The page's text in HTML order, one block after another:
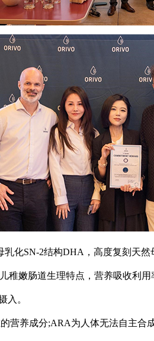
化SN-2结构DHA，高度复刻天
稚嫩肠道生理特点，营养吸收利
入。
营养成分;ARA为人体无法自主合